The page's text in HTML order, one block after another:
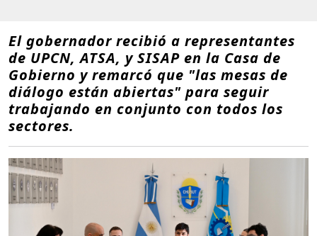
El gobernador recibió a representantes
de UPCN, ATSA, y SISAP en la Casa de
Gobierno y remarcó que "las mesas de
diálogo están abiertas" para seguir
trabajando en conjunto con todos los
sectores.